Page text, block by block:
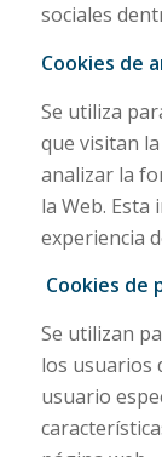
sociales
Cookies de
Se utiliza
que visitan
analizar la
la Web.
experiencia
Cookies de
Se utilizan
los usuarios
usuario